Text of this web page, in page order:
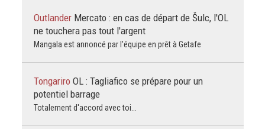
Outlander Mercato : en cas de départ de Šulc, l'OL
ne touchera pas tout l'argent
Mangala est annoncé par l'équipe en prêt à Getafe
Tongariro OL : Tagliafico se prépare pour un
potentiel barrage
Totalement d'accord avec toi...